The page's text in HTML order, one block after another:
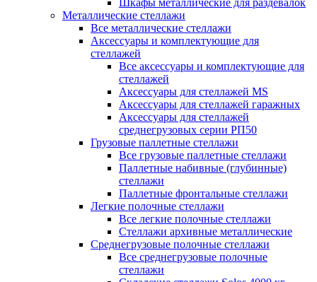
Шкафы металлические для раздевалок
Металлические стеллажи
Все металлические стеллажи
Аксессуары и комплектующие для
стеллажей
Все аксессуары и комплектующие для
стеллажей
Аксессуары для стеллажей MS
Аксессуары для стеллажей гаражных
Аксессуары для стеллажей
среднегрузовых серии РП50
Грузовые паллетные стеллажи
Все грузовые паллетные стеллажи
Паллетные набивные (глубинные)
стеллажи
Паллетные фронтальные стеллажи
Легкие полочные стеллажи
Все легкие полочные стеллажи
Стеллажи архивные металлические
Среднегрузовые полочные стеллажи
Все среднегрузовые полочные
стеллажи